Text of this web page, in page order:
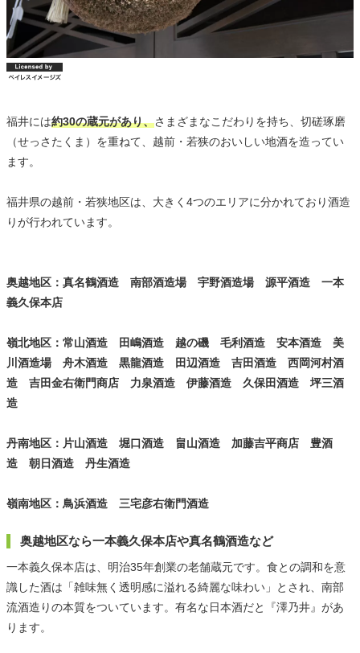
福井には約30の蔵元があり、さまざまなこだわりを持ち、切磋琢磨
（せっさたくま）を重ねて、越前・若狭のおいしい地酒を造ってい
ます。
福井県の越前・若狭地区は、大きく4つのエリアに分かれており酒造
りが行われています。
奥越地区：真名鶴酒造 南部酒造場 宇野酒造場 源平酒造 一本
義久保本店
嶺北地区：常山酒造 田嶋酒造 越の磯 毛利酒造 安本酒造 美
川酒造場 舟木酒造 黒龍酒造 田辺酒造 吉田酒造 西岡河村酒
造 吉田金右衛門商店 力泉酒造 伊藤酒造 久保田酒造 坪三酒
造
丹南地区：片山酒造 堀口酒造 畠山酒造 加藤吉平商店 豊酒
造 朝日酒造 丹生酒造
嶺南地区：鳥浜酒造 三宅彦右衛門酒造
奥越地区なら一本義久保本店や真名鶴酒造など
一本義久保本店は、明治35年創業の老舗蔵元です。食との調和を意
識した酒は「雑味無く透明感に溢れる綺麗な味わい」とされ、南部
流酒造りの本質をついています。有名な日本酒だと『澤乃井』があ
ります。